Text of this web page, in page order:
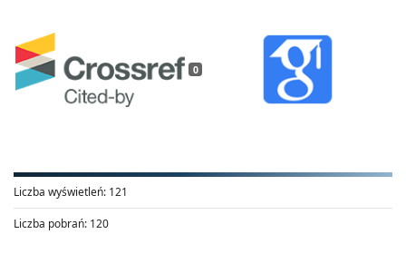
0
Liczba wyświetleń: 121
Liczba pobrań: 120